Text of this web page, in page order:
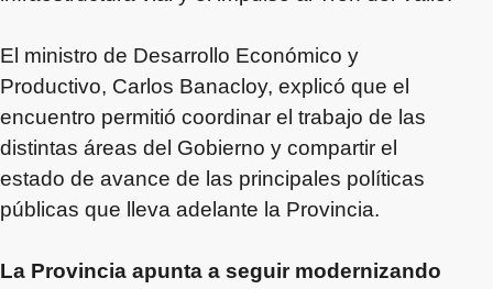
El ministro de Desarrollo Económico y
Productivo, Carlos Banacloy, explicó que el
encuentro permitió coordinar el trabajo de las
distintas áreas del Gobierno y compartir el
estado de avance de las principales políticas
públicas que lleva adelante la Provincia.
La Provincia apunta a seguir modernizando